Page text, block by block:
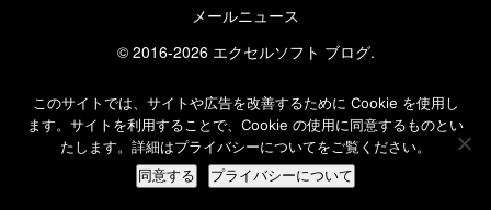
メールニュース
© 2016-2026 エクセルソフト ブログ.
このサイトでは、サイトや広告を改善するために Cookie を使用し
ます。サイトを利用することで、Cookie の使用に同意するものとい
たします。詳細はプライバシーについてをご覧ください。
同意する プライバシーについて